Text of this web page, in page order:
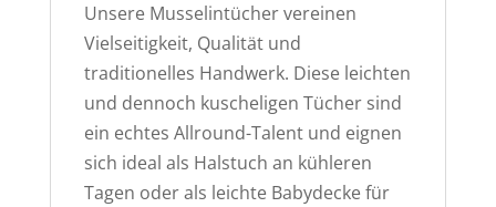
Unsere Musselintücher vereinen
Vielseitigkeit, Qualität und
traditionelles Handwerk. Diese leichten
und dennoch kuscheligen Tücher sind
ein echtes Allround-Talent und eignen
sich ideal als Halstuch an kühleren
Tagen oder als leichte Babydecke für